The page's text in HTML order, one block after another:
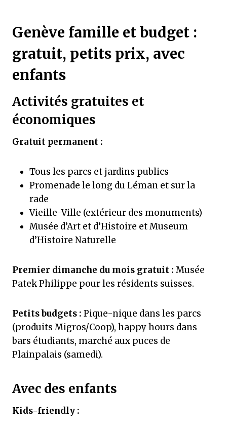
Genève famille et budget :
gratuit, petits prix, avec
enfants
Activités gratuites et
économiques
Gratuit permanent :
Tous les parcs et jardins publics
Promenade le long du Léman et sur la
rade
Vieille-Ville (extérieur des monuments)
Musée d’Art et d’Histoire et Museum
d’Histoire Naturelle
Premier dimanche du mois gratuit : Musée
Patek Philippe pour les résidents suisses.
Petits budgets : Pique-nique dans les parcs
(produits Migros/Coop), happy hours dans
bars étudiants, marché aux puces de
Plainpalais (samedi).
Avec des enfants
Kids-friendly :